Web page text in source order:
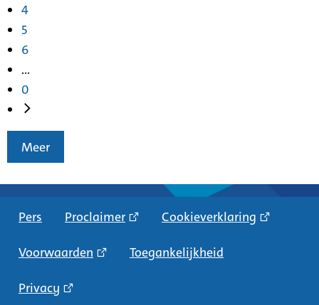
4
5
6
...
0
Meer
Pers Proclaimer Cookieverklaring
Voorwaarden Toegankelijkheid
Privacy